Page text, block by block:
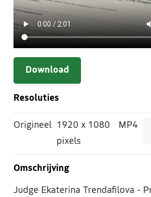
Download
Resoluties
Origineel 1920 x 1080
pixels
MP4
Omschrijving
Judge Ekaterina Trendafilova -